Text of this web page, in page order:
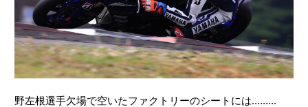
野左根選手欠場で空いたファクトリーのシートには.........